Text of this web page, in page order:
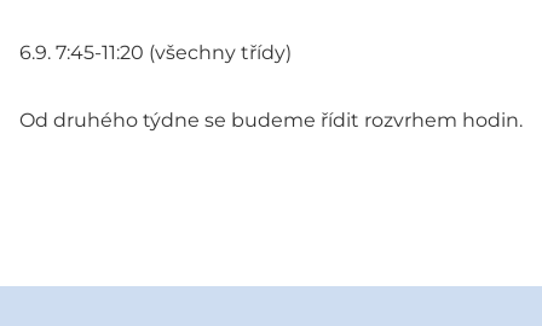
6.9. 7:45-11:20 (všechny třídy)
Od druhého týdne se budeme řídit rozvrhem hodin.